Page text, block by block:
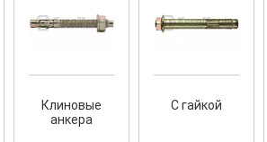
Cкрытый крепеж
У нас появился
крепеж для деревянных террас
и фасадов.
Клиновые
анкера
С гайкой